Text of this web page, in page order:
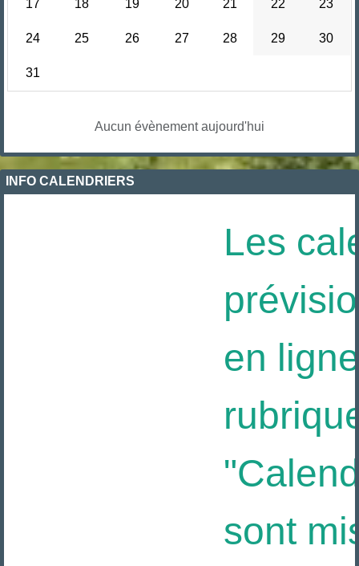
17 18 19 20 21 22 23
24 25 26 27 28 29 30
31
Aucun évènement aujourd'hui
INFO CALENDRIERS
Les
en
rubrique
sont